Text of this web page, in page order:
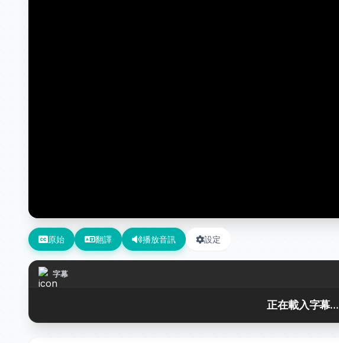
原始 翻譯 播放音訊 設定
字幕
正在載入字幕...